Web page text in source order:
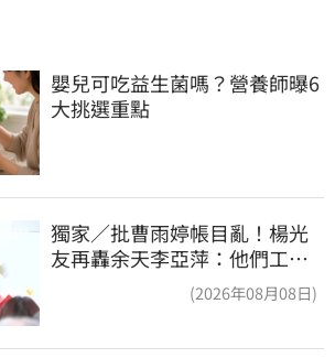
嬰兒可吃益生菌嗎？營養師曝6
大挑選重點
獨家／批曹雨婷帳目亂！楊光
友再轟余天李亞萍：他們工會
(2026年08月08日)